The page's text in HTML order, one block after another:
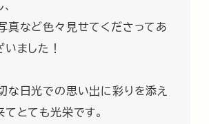
真など色々見せてくださってあ
ました！
な日光での思い出に彩りを添え
とても光栄です。